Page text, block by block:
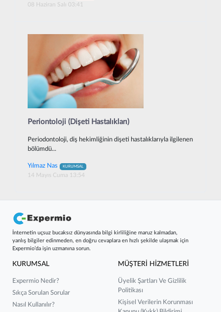
08 Haziran Salı 03:41
Periontoloji (Dişeti Hastalıkları)
Periodontoloji, diş hekimliğinin dişeti hastalıklarıyla ilgilenen
bölümdü...
Yılmaz Nas KURUMSAL
14 Mayıs Cuma 13:54
İnternetin uçsuz bucaksız dünyasında bilgi kirliliğine maruz kalmadan,
yanlış bilgiler edinmeden, en doğru cevaplara en hızlı şekilde ulaşmak için
Expermio’da işin uzmanına sorun.
KURUMSAL
Expermio Nedir?
Sıkça Sorulan Sorular
Nasıl Kullanılır?
MÜŞTERİ HİZMETLERİ
Üyelik Şartları Ve Gizlilik
Politikası
Kişisel Verilerin Korunması